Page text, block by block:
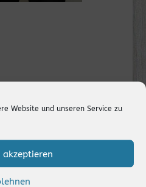
Website und unseren Service zu
akzeptieren